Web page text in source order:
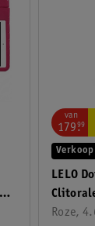
LELO
Roze,
van
179.
99